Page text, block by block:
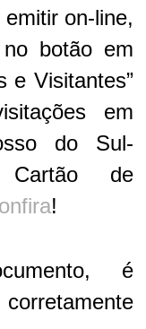
on-line,
botão em
e Visitantes”
em
do Sul-
de
!
é